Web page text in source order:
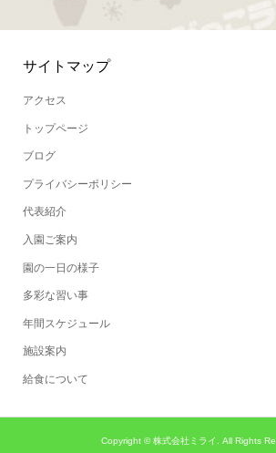
サイトマップ
アクセス
トップページ
ブログ
プライバシーポリシー
代表紹介
入園ご案内
園の一日の様子
多彩な習い事
年間スケジュール
施設案内
給食について
Copyright ©株式会社ミライ. All Rights